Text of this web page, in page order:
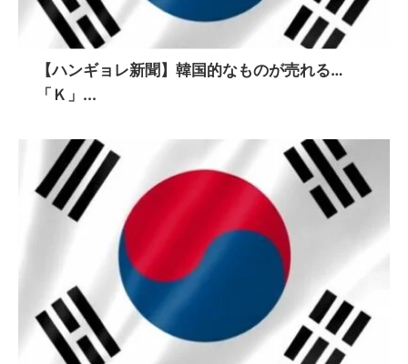
【ハンギョレ新聞】韓国的なものが売れる…
「Ｋ」...